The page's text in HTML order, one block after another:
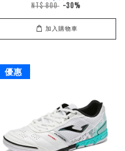
NT$ 800 -30%
加入購物車
優惠